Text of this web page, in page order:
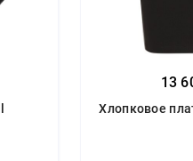
13
Хлопковое